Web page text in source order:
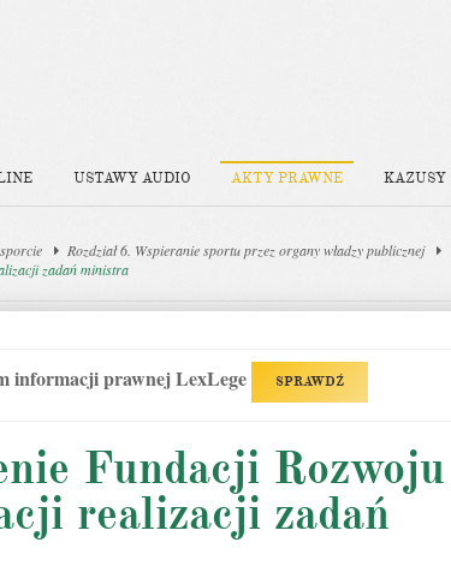
USTAWY AUDIO AKTY PRAWNE KAZUSY
Rozdział 6. Wspieranie sportu przez organy władzy publicznej
zadań ministra
informacji prawnej LexLege SPRAWDŹ
Fundacji Rozwoju
realizacji zadań